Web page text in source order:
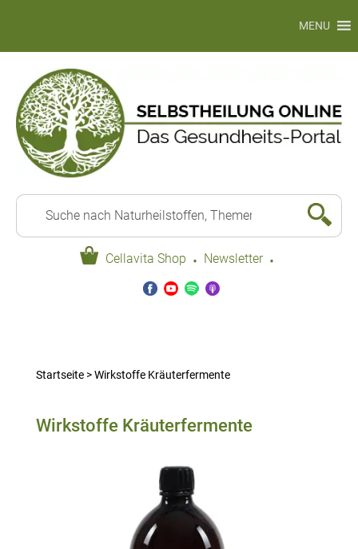
Cellavita Shop · Newsletter ·
MENU
Startseite>Wirkstoffe Kräuterfermente
Wirkstoffe Kräuterfermente